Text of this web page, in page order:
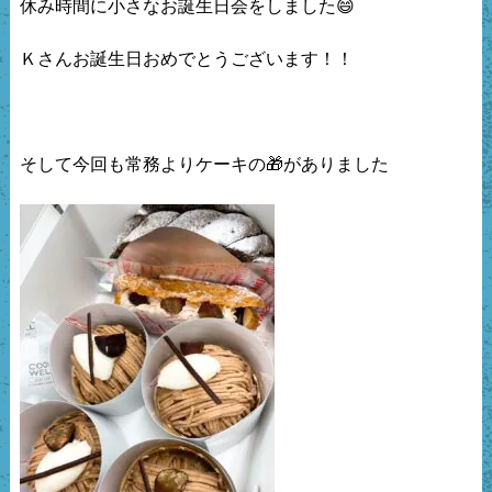
休み時間に小さなお誕生日会をしました😄
Ｋさんお誕生日おめでとうございます！！
そして今回も常務よりケーキの🎁がありました